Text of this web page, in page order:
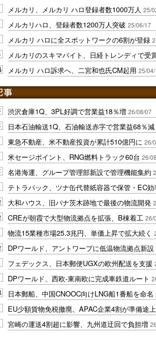
メルカリ、メルカリ ハロ登録者数1000万人 25/
メルカリハロ、登録者数1200万人突破 25/06/17
メルカリ ハロに全スポットワークの6割が登録
メルカリのスキマバイト、日経トレンディで受
メルカリ ハロ訴求へ、二宮和也氏CM起用 25/
渋沢倉庫1Q、3PL好調で営業益18％増 26/08/07
日本石油輸送1Q、石油輸送赤字で営業益68％減
東急不動産、米不動産投資が累計510億円に 26/
米セージポイント、RNG燃料トラック60台 26/
名港海運、グループ管理部新設で管理機能集約
テトラパック、ツナ缶代替紙容器で保管・EC効
大和ハウス、旧パナ茨木跡地で最後の物流開発
CREが朝霞で大型物流拠点を拡張、B棟着工 26/
物流15業種市場25.3兆円、単価上昇で拡大続く
DPワールド、アントワープに低温物流拠点新設
フェデックス、日本郵便UGXの欧州配送を支援
DPワールド、西欧-東南欧に完成車鉄道ルート
日本郵船、中国CNOOC向けLNG船1番船を命名
EU少額貨物免税撤廃、APAC企業4割が準備途上
宮崎の運送4割超に影響、九州道迂回で負担増